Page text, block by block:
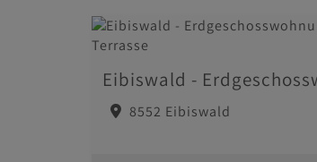
8552 Eibiswald